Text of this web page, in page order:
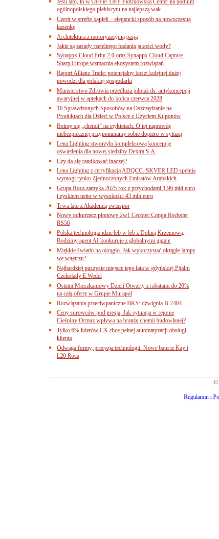
ogólnopolskiego plebiscytu na najlepszą wak
Czerń w strefie kąpieli – elegancki sposób na nowoczesną
łazienkę
Architektura z motoryzacyjną pasją
Jakie są zasady rzetelnego badania jakości wody?
Synappx Cloud Print 2.0 oraz Synappx Cloud Capture.
Sharp Europe wzmacnia ekosystem rozwiązań
Raport Allianz Trade: potencjalny koszt kolejnej dużej
powodzi dla polskiej gospodarki
Ministerstwo Zdrowia przedłuża pilotaż ds. antykoncepcji
awaryjnej w aptekach do końca czerwca 2028
10 Sprawdzonych Sposobów na Oszczędzanie na
Produktach dla Dzieci w Polsce z Użyciem Kuponów
Boimy się „chemii” na etykietach. O tej naprawdę
niebezpiecznej przypominamy sobie dopiero w sytuacj
Lena Lighting stworzyła kompleksową koncepcję
oświetlenia dla nowej siedziby Dektra S.A.
Czy da się randkować inaczej?
Lena Lighting z certyfikacją ADQCC. SKVER LED spełnia
wymogi rynku Zjednoczonych Emiratów Arabskich
Grupa Roca zamyka 2025 rok z przychodami 1,96 mld euro
i zyskiem netto w wysokości 43 mln euro
Trwa lato z Akademią swisspor
Nowy odkurzacz pionowy 2w1 Cecotec Conga Rockstar
RS50
Polska technologia idzie łeb w łeb z Doliną Krzemową.
Rodzimy agent AI konkuruje z globalnymi gigant
Miękkie światło na okrągło. Jak wykorzystać okrągłe lampy
we wnętrzu?
Najbardziej puszyste miejsce tego lata w gdyńskiej Pijalni
Czekolady E.Wedel
Ostatni Mieszkaniowy Dzień Otwarty z rabatami do 20%
na całą ofertę w Grupie Murapol
Rozwiązania przeciwpaniczne BKS: dźwignia B-7404
Ceny surowców pod presją. Jak sytuacja w rejonie
Cieśniny Ormuz wpływa na branżę chemii budowlanej?
Tylko 6% liderów CX chce pełnej automatyzacji obsługi
klienta
Odwaga formy, precyzja technologii. Nowe baterie Kay i
L20 Roca
©
Regulamin i